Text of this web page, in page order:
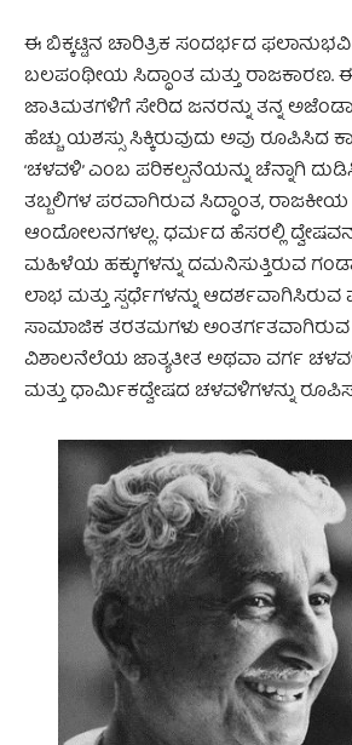
ಈ ಬಿಕ್ಕಟ್ಟಿನ ಚಾರಿತ್ರಿಕ ಸಂದರ್ಭದ
ಬಲಪಂಥೀಯ ಸಿದ್ಧಾಂತ ಮತ್ತು ರಾಜಕಾರಣ.
ಜಾತಿಮತಗಳಿಗೆ ಸೇರಿದ ಜನರನ್ನು ತನ್ನ
ಹೆಚ್ಚು ಯಶಸ್ಸು ಸಿಕ್ಕಿರುವುದು ಅವು ರೂಪಿಸಿದ
‘ಚಳವಳಿ’ ಎಂಬ ಪರಿಕಲ್ಪನೆಯನ್ನು ಚೆನ್ನಾಗಿ
ತಬ್ಬಲಿಗಳ ಪರವಾಗಿರುವ ಸಿದ್ಧಾಂತ, ರಾಜಕೀಯ
ಆಂದೋಲನಗಳಲ್ಲ. ಧರ್ಮದ ಹೆಸರಲ್ಲಿ
ಮಹಿಳೆಯ ಹಕ್ಕುಗಳನ್ನು ದಮನಿಸುತ್ತಿರುವ
ಲಾಭ ಮತ್ತು ಸ್ಪರ್ಧೆಗಳನ್ನು ಆದರ್ಶವಾಗಿಸಿರುವ
ಸಾಮಾಜಿಕ ತರತಮಗಳು
ವಿಶಾಲನೆಲೆಯ ಜಾತ್ಯತೀತ ಅಥವಾ ವರ್ಗ
ಮತ್ತು ಧಾರ್ಮಿಕದ್ವೇಷದ ಚಳವಳಿಗಳನ್ನು